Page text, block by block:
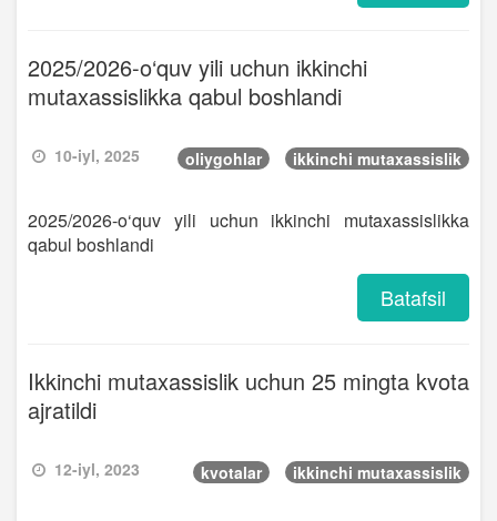
2025/2026-o‘quv yili uchun ikkinchi
mutaxassislikka qabul boshlandi
10-iyl, 2025 oliygohlar ikkinchi mutaxassislik
2025/2026-o‘quv yili uchun ikkinchi mutaxassislikka
qabul boshlandi
Batafsil
Ikkinchi mutaxassislik uchun 25 mingta kvota
ajratildi
12-iyl, 2023 kvotalar ikkinchi mutaxassislik